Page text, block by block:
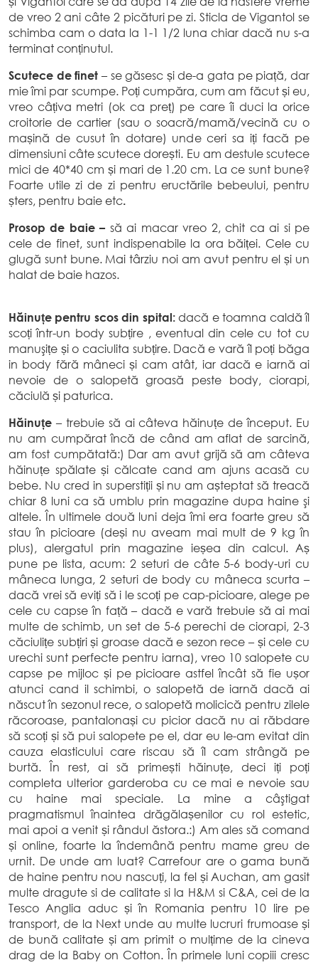
de vreo 2 ani câte 2 picături pe zi. Sticla de Vigantol se
schimba cam o data la 1-1 1/2 luna chiar dacă nu s-a
terminat conținutul.
Scutece de finet – se găsesc și de-a gata pe piață, dar
mie îmi par scumpe. Poți cumpăra, cum am făcut și eu,
vreo câțiva metri (ok ca preț) pe care îi duci la orice
croitorie de cartier (sau o soacră/mamă/vecină cu o
mașină de cusut în dotare) unde ceri sa iți facă pe
dimensiuni câte scutece dorești. Eu am destule scutece
mici de 40*40 cm și mari de 1.20 cm. La ce sunt bune?
Foarte utile zi de zi pentru eructările bebeului, pentru
șters, pentru baie etc.
Prosop de baie – să ai macar vreo 2, chit ca ai si pe
cele de finet, sunt indispenabile la ora băiței. Cele cu
glugă sunt bune. Mai târziu noi am avut pentru el și un
halat de baie hazos.
Hăinuțe pentru scos din spital:dacă e toamna caldă îl
scoți într-un body subțire , eventual din cele cu tot cu
manuşițe și o caciulita subțire. Dacă e vară îl poți băga
in body fără mâneci și cam atât, iar dacă e iarnă ai
nevoie de o salopetă groasă peste body, ciorapi,
căciulă și paturica.
Hăinuțe – trebuie să ai câteva hăinuțe de început. Eu
nu am cumpărat încă de când am aflat de sarcină,
am fost cumpătată:) Dar am avut grijă să am câteva
hăinuțe spălate și călcate cand am ajuns acasă cu
bebe. Nu cred in superstiții și nu am așteptat să treacă
chiar 8 luni ca să umblu prin magazine dupa haine şi
altele. În ultimele două luni deja îmi era foarte greu să
stau în picioare (deși nu aveam mai mult de 9 kg în
plus), alergatul prin magazine ieșea din calcul. Aș
pune pe lista, acum: 2 seturi de câte 5-6 body-uri cu
mâneca lunga, 2 seturi de body cu mâneca scurta –
dacă vrei să eviți să i le scoți pe cap-picioare, alege pe
cele cu capse în față – dacă e vară trebuie să ai mai
multe de schimb, un set de 5-6 perechi de ciorapi, 2-3
căciulițe subțiri și groase dacă e sezon rece – și cele cu
urechi sunt perfecte pentru iarna), vreo 10 salopete cu
capse pe mijloc și pe picioare astfel încât să fie ușor
atunci cand il schimbi, o salopetă de iarnă dacă ai
născut în sezonul rece, o salopetă molicică pentru zilele
răcoroase, pantalonași cu picior dacă nu ai răbdare
să scoți și să pui salopete pe el, dar eu le-am evitat din
cauza elasticului care riscau să îl cam strângă pe
burtă. În rest, ai să primești hăinuțe, deci iți poți
completa ulterior garderoba cu ce mai e nevoie sau
cu haine mai speciale. La mine a câştigat
pragmatismul înaintea drăgălașenilor cu rol estetic,
mai apoi a venit și rândul ăstora.:) Am ales să comand
și online, foarte la îndemână pentru mame greu de
urnit. De unde am luat? Carrefour are o gama bună
de haine pentru nou nascuți, la fel și Auchan, am gasit
multe dragute si de calitate si la H&M si C&A, cei de la
Tesco Anglia aduc și în Romania pentru 10 lire pe
transport, de la Next unde au multe lucruri frumoase și
de bună calitate și am primit o mulțime de la cineva
drag de la Baby on Cotton. În primele luni copiii cresc